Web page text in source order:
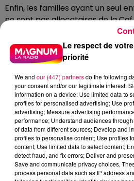
Enfin, les familles ayant un seul
ne sont pas allocataires de la
contact directement avec leur
une demande.
UN RÔLE CRUCIAL
CONTRE LES
L'allocation de rentrée scolaire
dans la lutte contre les
elle, de nombreux enfants
année avec le matériel
conditions. Elle constitue aussi
préserver l'égalité des chances,
écarts liés aux ressources
Le respect de
priorité
We and our (447) partnersdo the following
your consent and/or our legitimate interest:
information on a device; Use limited data to
profiles for personalised advertising; Use
advertising; Measure advertising
performance; Understand audiences
of data from different sources; Develop and
profiles to personalise content; Use profiles
content; Use limited data to select content;
detect fraud, and fix errors; Deliver and
Save and communicate privacy choices.
process personal data such as IP address